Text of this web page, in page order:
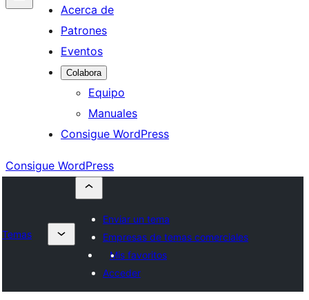
Acerca de
Patrones
Eventos
Colabora
Equipo
Manuales
Consigue WordPress
Consigue WordPress
Temas
Enviar un tema
Empresas de temas comerciales
Mis favoritos
Acceder